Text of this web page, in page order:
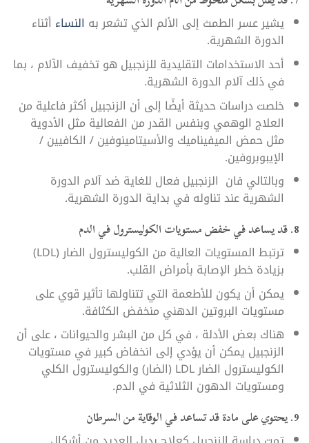
يشير عسر الطمث إلى الألم الذي تشعر به النساء أثناء
الدورة الشهرية.
أحد الاستخدامات التقليدية للزنجبيل هو تخفيف الآلام ، بما
في ذلك آلام الدورة الشهرية.
خلصت دراسات حديثة أيضًا إلى أن الزنجبيل أكثر فاعلية من
العلاج الوهمي وبنفس القدر من الفعالية مثل الأدوية
مثل حمض الميفيناميك والأسيتامينوفين / الكافيين /
الإيبوبروفين.
وبالتالي فان الزنجبيل فعال للغاية ضد آلام الدورة
الشهرية عند تناوله في بداية الدورة الشهرية.
8. قد يساعد في خفض مستويات الكوليسترول في الدم
ترتبط المستويات العالية من الكوليسترول الضار (LDL)
بزيادة خطر الإصابة بأمراض القلب.
يمكن أن يكون للأطعمة التي تتناولها تأثير قوي على
مستويات البروتين الدهني منخفض الكثافة.
هناك بعض الأدلة ، في كل من البشر والحيوانات ، على أن
الزنجبيل يمكن أن يؤدي إلى انخفاض كبير في مستويات
الكوليسترول الضار LDL (الضار) والكوليسترول الكلي
ومستويات الدهون الثلاثية في الدم.
9. يحتوي على مادة قد تساعد في الوقاية من السرطان